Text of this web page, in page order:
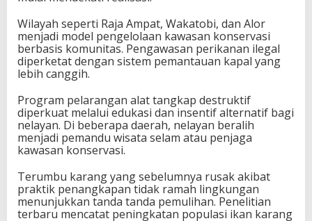
Wilayah seperti Raja Ampat, Wakatobi, dan Alor
menjadi model pengelolaan kawasan konservasi
berbasis komunitas. Pengawasan perikanan ilegal
diperketat dengan sistem pemantauan kapal yang
lebih canggih.
Program pelarangan alat tangkap destruktif
diperkuat melalui edukasi dan insentif alternatif bagi
nelayan. Di beberapa daerah, nelayan beralih
menjadi pemandu wisata selam atau penjaga
kawasan konservasi.
Terumbu karang yang sebelumnya rusak akibat
praktik penangkapan tidak ramah lingkungan
menunjukkan tanda tanda pemulihan. Penelitian
terbaru mencatat peningkatan populasi ikan karang